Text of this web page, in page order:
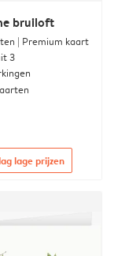
bruiloft
| Premium kaart
3
lage prijzen